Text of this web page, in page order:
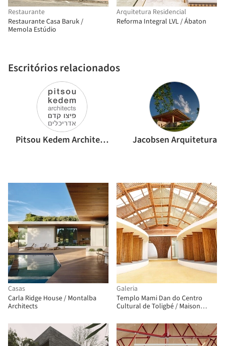
Restaurante
Restaurante Casa Baruk /
Memola Estúdio
Escritórios relacionados
Pitsou Kedem Architects Jacobsen Arquitetura
Arquitetura Residencial
Reforma Integral LVL / Ábaton
Casas
Carla Ridge House / Montalba
Architects
Galeria
Templo Mami Dan do Centro
Cultural de Toligbé / Maison